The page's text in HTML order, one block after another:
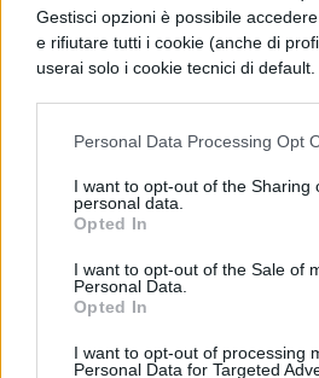
Gestisci opzioni è possibile
e rifiutare tutti i cookie (anche di
userai solo i cookie tecnici di default.
Personal Data Processing Opt
I want to opt-out of the Sharing
personal data.
Opted In
I want to opt-out of the Sale of
Personal Data.
Opted In
I want to opt-out of processing
Personal Data for Targeted
Lavorare su
laformazione?
Come accade per
richiesta la formazione. Il
su internet non vuol dire
prendere poco sul serio il
tutt’altro, si deve
carte in regola per poter
mansione. La formazione